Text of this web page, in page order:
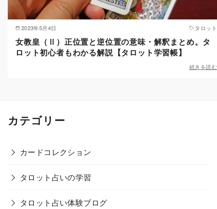
2023年5月4日 タロット
女教皇（Ⅱ）正位置と逆位置の意味・解釈まとめ。タ
ロット初心者もわかる解説【タロット学習帳】
続きを読む
カテゴリー
カードコレクション
タロット占いの学習
タロット占い体験ブログ